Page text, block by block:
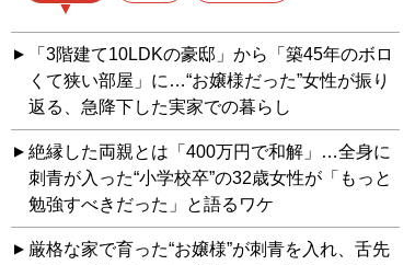
「3階建て10LDKの豪邸」から「築45年のボロ
くて狭い部屋」に…“お嬢様だった”女性が振り
返る、急降下した実家での暮らし
絶縁した両親とは「400万円で和解」…全身に
刺青が入った“小学校卒”の32歳女性が「もっと
勉強すべきだった」と語るワケ
厳格な家で育った“お嬢様”が刺青を入れ、舌先